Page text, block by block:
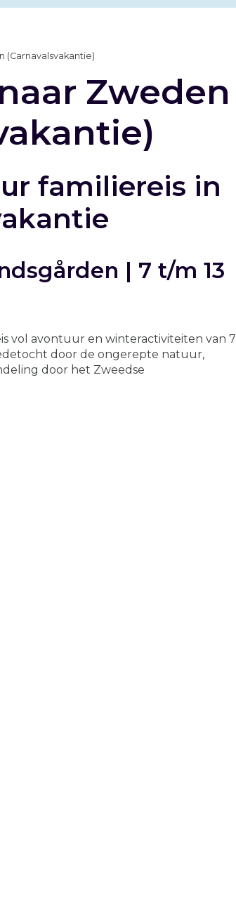
(Carnavalsvakantie)
Zweden
familiereis in
| 7 t/m 13
vol avontuur en winteractiviteiten van 7
door de ongerepte natuur,
door het Zweedse